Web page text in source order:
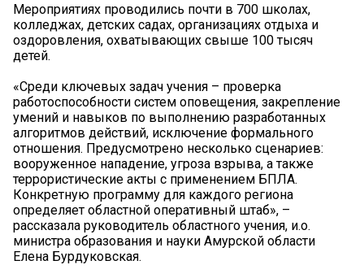
Мероприятиях проводились почти в 700 школах,
колледжах, детских садах, организациях отдыха и
оздоровления, охватывающих свыше 100 тысяч
детей.
«Среди ключевых задач учения – проверка
работоспособности систем оповещения, закрепление
умений и навыков по выполнению разработанных
алгоритмов действий, исключение формального
отношения. Предусмотрено несколько сценариев:
вооруженное нападение, угроза взрыва, а также
террористические акты с применением БПЛА.
Конкретную программу для каждого региона
определяет областной оперативный штаб», –
рассказала руководитель областного учения, и.о.
министра образования и науки Амурской области
Елена Бурдуковская.